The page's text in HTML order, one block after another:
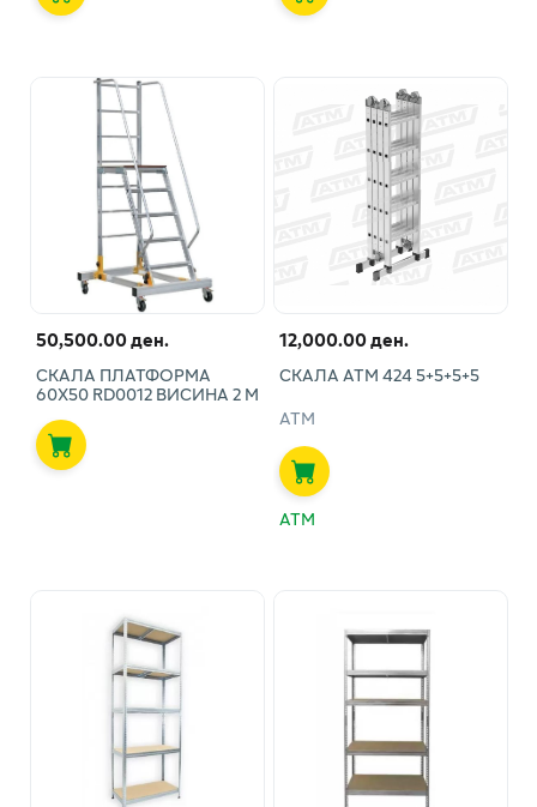
50,500.00 ден.
СКАЛА ПЛАТФОРМА
60Х50 RD0012 ВИСИНА 2 М
12,000.00 ден.
СКАЛА АТМ 424 5+5+5+5
АТМ
АТМ